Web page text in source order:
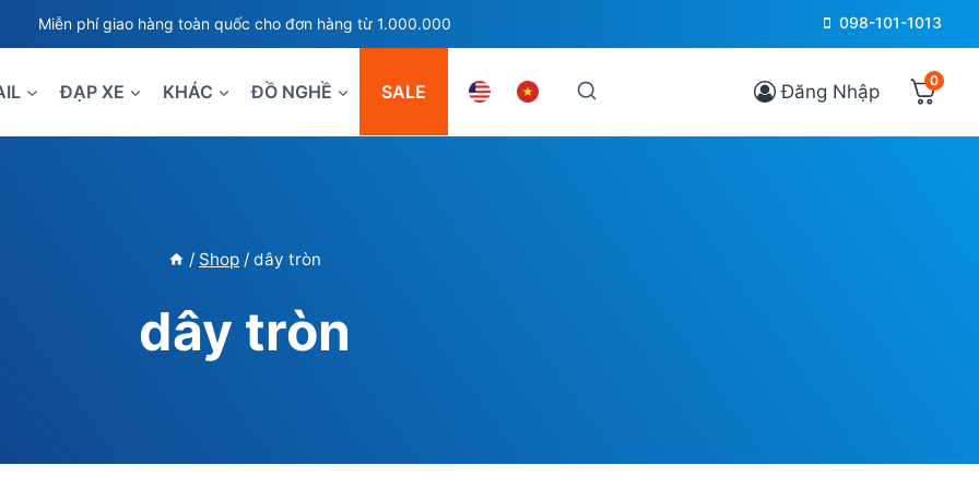
Miễn phí giao hàng toàn quốc cho đơn hàng từ 1.000.000 098-101-1013
ĐẠP XE KHÁC ĐỒ NGHỀ SALE Đăng Nhập 0
/ Shop / dây tròn
dây tròn